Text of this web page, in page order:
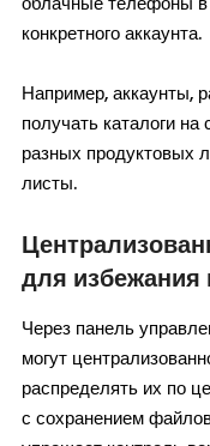
конкретного аккаунта.
Например, аккаунты,
получать каталоги
разных продуктовых
листы.
для избежания
Через панель
могут
распределять их по
с сохранением